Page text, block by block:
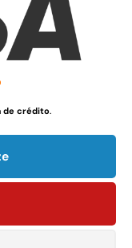
de crédito.
ornamental
USA: Crown
35mm Rollo
4,57*30,48mts
Leer más